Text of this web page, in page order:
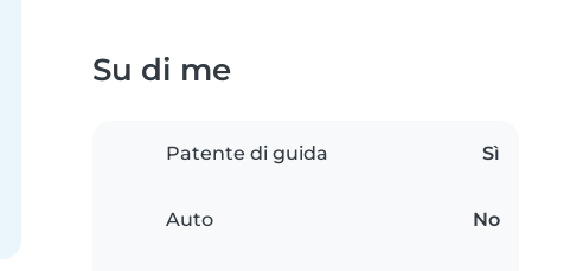
Su di me
Patente di guida Sì
Auto No